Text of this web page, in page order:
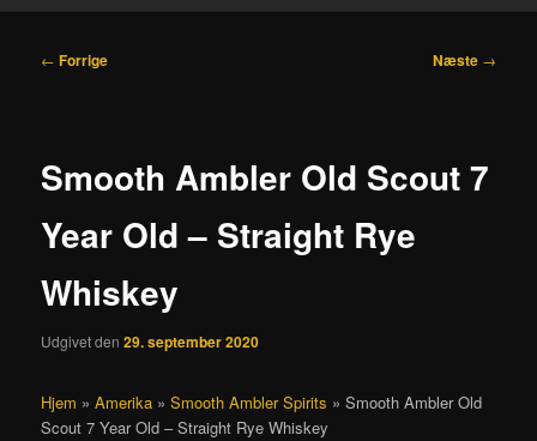
Indlægsnavigation
← Forrige Næste →
Smooth Ambler Old Scout 7
Year Old – Straight Rye
Whiskey
Udgivet den29. september 2020
Hjem »Amerika »Smooth Ambler Spirits »Smooth Ambler Old
Scout 7 Year Old – Straight Rye Whiskey